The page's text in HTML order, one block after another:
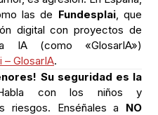
las de Fundesplai, que
digital con proyectos de
IA (como «GlosarIA»)
– GlosarIA.
Su seguridad es la
con los niños y
riesgos. Enséñales a NO